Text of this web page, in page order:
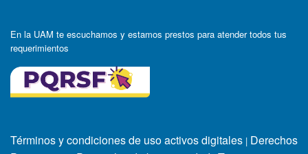
En la UAM te escuchamos y estamos prestos para atender todos tus
requerimientos
Términos y condiciones de uso activos digitales | Derechos